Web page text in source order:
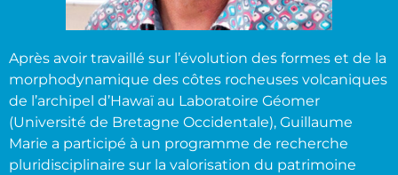
Après avoir travaillé sur l’évolution des formes et de la
morphodynamique des côtes rocheuses volcaniques
de l’archipel d’Hawaï au Laboratoire Géomer
(Université de Bretagne Occidentale), Guillaume
Marie a participé à un programme de recherche
pluridisciplinaire sur la valorisation du patrimoine